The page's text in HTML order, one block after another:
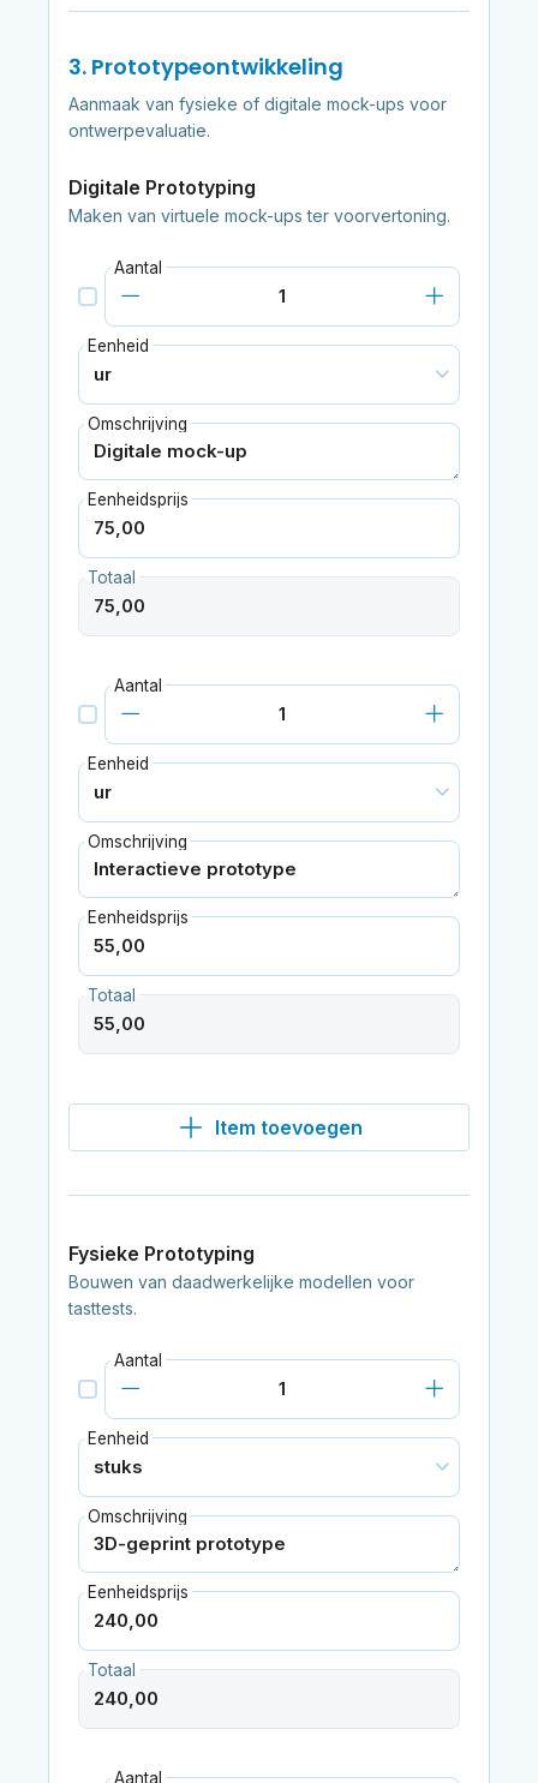
3. Prototypeontwikkeling
Aanmaak van fysieke of digitale mock-ups voor
ontwerpevaluatie.
Digitale Prototyping
Maken van virtuele mock-ups ter voorvertoning.
Aantal
Eenheid
Omschrijving
Eenheidsprijs
Totaal
Aantal
Eenheid
Omschrijving
Eenheidsprijs
Totaal
Item toevoegen
Fysieke Prototyping
Bouwen van daadwerkelijke modellen voor
tasttests.
Aantal
Eenheid
Omschrijving
Eenheidsprijs
Totaal
Aantal